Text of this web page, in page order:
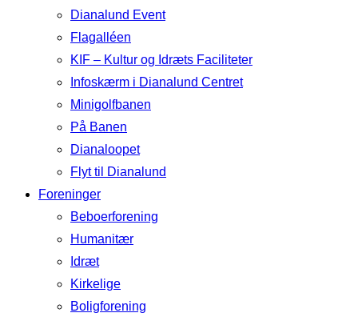
Dianalund Event
Flagalléen
KIF – Kultur og Idræts Faciliteter
Infoskærm i Dianalund Centret
Minigolfbanen
På Banen
Dianaloopet
Flyt til Dianalund
Foreninger
Beboerforening
Humanitær
Idræt
Kirkelige
Boligforening